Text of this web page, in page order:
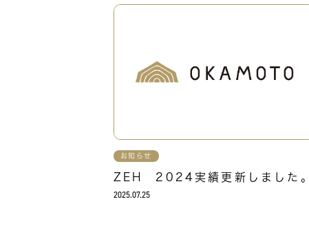
お知らせ
ZEH 2024実績更新しました。
2025.07.25